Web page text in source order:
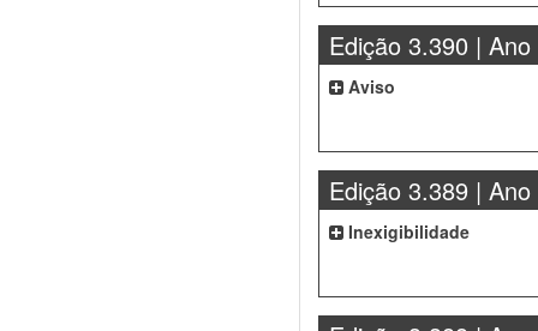
Edição 3.390 | Ano
Aviso
Edição 3.389 | Ano
Inexigibilidade